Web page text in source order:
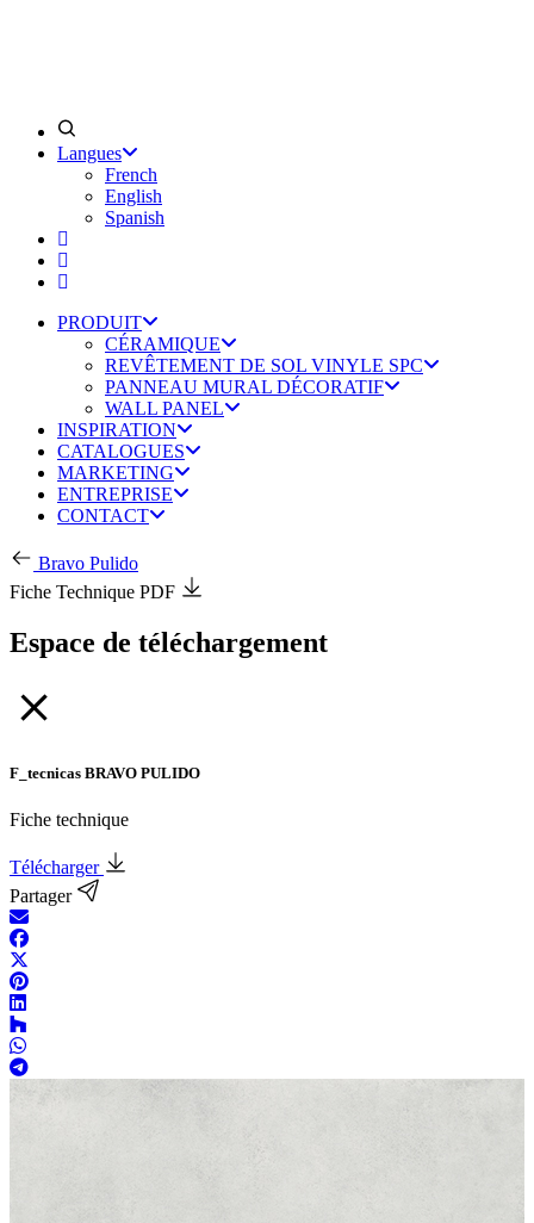
Langues
French
English
Spanish
PRODUIT
CÉRAMIQUE
REVÊTEMENT DE SOL VINYLE SPC
PANNEAU MURAL DÉCORATIF
WALL PANEL
INSPIRATION
CATALOGUES
MARKETING
ENTREPRISE
CONTACT
Bravo Pulido
Fiche Technique PDF
Espace de téléchargement
F_tecnicas BRAVO PULIDO
Fiche technique
Télécharger
Partager